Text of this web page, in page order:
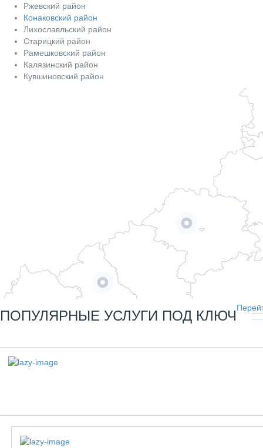
Ржевский район
Конаковский район
Лихославльский район
Старицкий район
Рамешковский район
Калязинский район
Кувшиновский район
ПОПУЛЯРНЫЕ УСЛУГИ ПОД КЛЮЧ